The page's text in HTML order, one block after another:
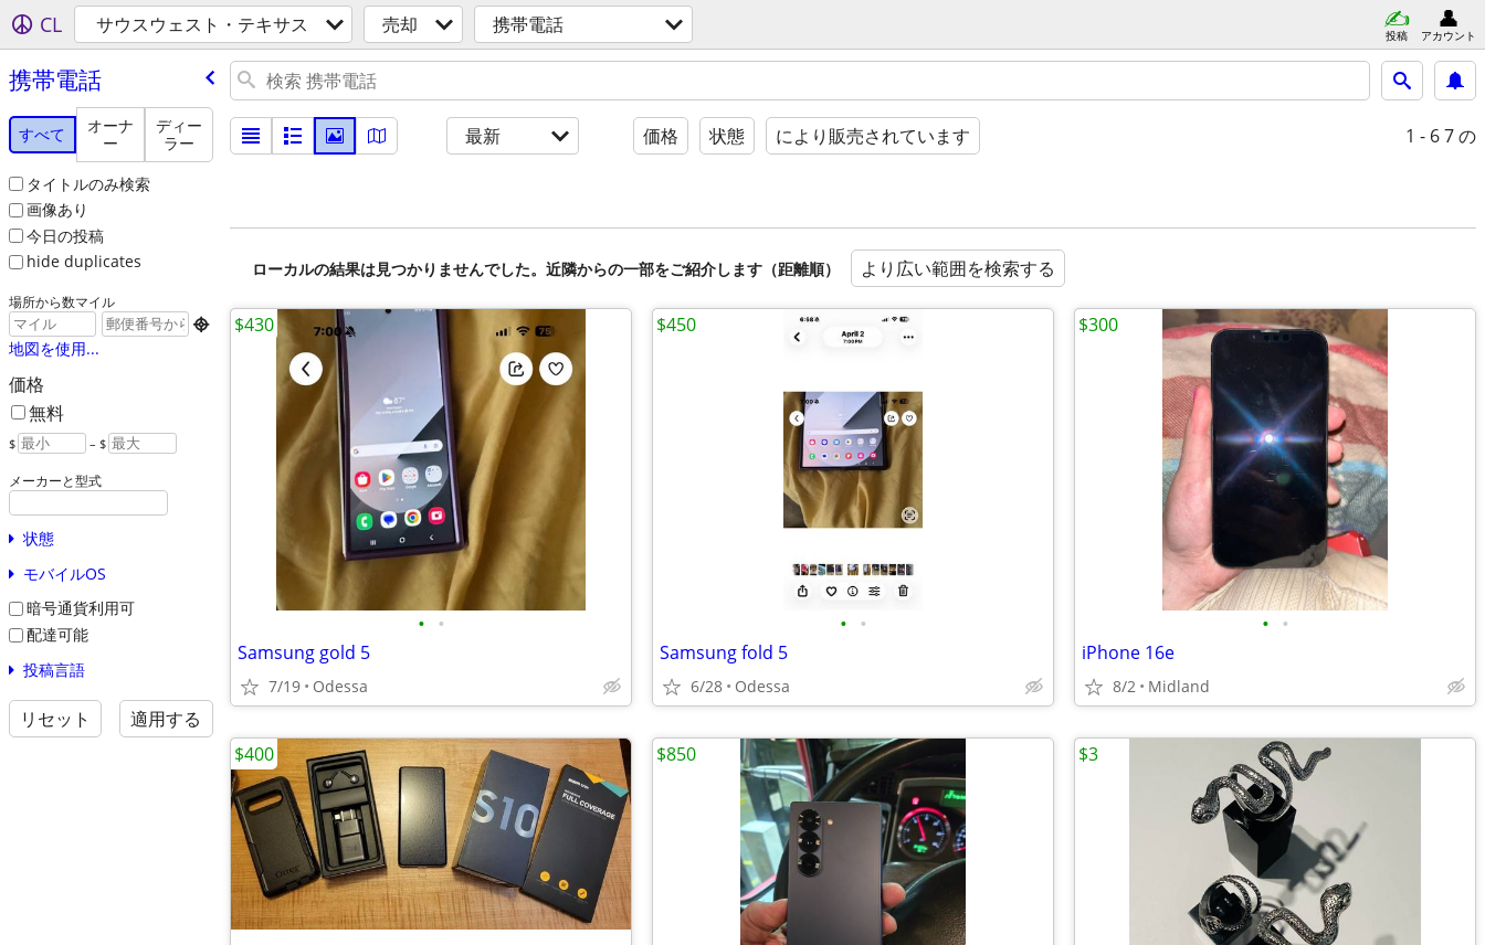
CL サウスウェスト・テキサス 売却 携帯電話 投稿 アカウント
携帯電話
すべて
オーナ
ー
ディー
ラー
タイトルのみ検索
画像あり
今日の投稿
hide duplicates
場所から数マイル

地図を使用...
価格
無料
$ – $
メーカーと型式
状態
モバイルOS
暗号通貨利用可
配達可能
投稿言語
リセット 適用する
最新 価格 状態 により販売されています 1 - 67 の
ローカルの結果は見つかりませんでした。近隣からの一部をご紹介します（距離順） より広い範囲を検索する
• •
Samsung gold 5
7/19 Odessa
$430
• •
Samsung fold 5
6/28 Odessa
$450
• •
iPhone 16e
8/2 Midland
$300
$400 $850 $3